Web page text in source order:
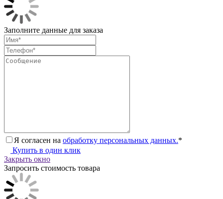
Заполните данные для заказа
Я согласен на обработку персональных данных.*
Купить в один клик
Закрыть окно
Запросить стоимость товара